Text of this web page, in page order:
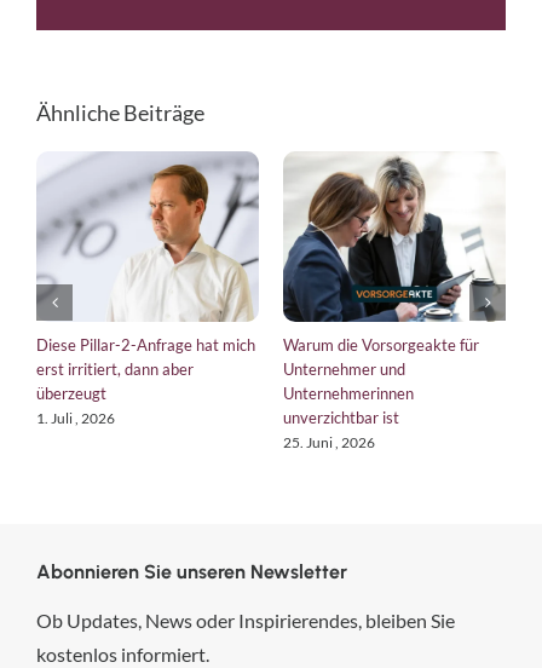
Ähnliche Beiträge
2-Anfrage hat mich
dann aber
Warum die Vorsorgeakte für
Unternehmer und
Unternehmerinnen
unverzichtbar ist
EU-
Abonnieren Sie unseren Newsletter
Ob Updates, News oder Inspirierendes, bleiben Sie
kostenlos informiert.